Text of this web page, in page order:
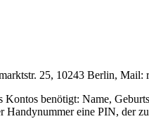
25, 10243 Berlin, Mail:
benötigt: Name,
eine PIN, der